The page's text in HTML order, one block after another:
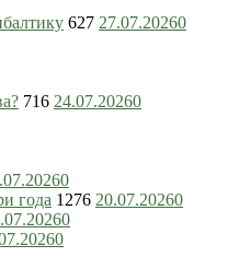
627 27.07.20260
716 24.07.20260
0
года 1276 20.07.20260
0
0